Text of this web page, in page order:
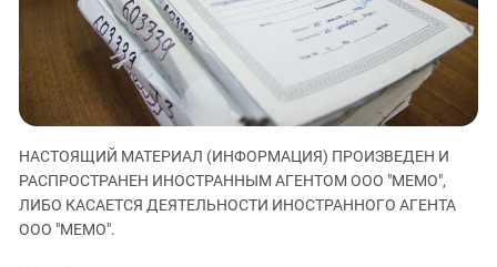
ЗАСТАВЛЯЕТ
КАВКАЗ ЗА ПАЛЕСТИНУ
ИНАКОМЫСЛИЕ В ЧЕЧНЕ
ПРЕСЛЕДОВАНИЕ АКТИВИСТОВ
МОБИЛИЗАЦИЯ И ПРОТЕСТЫ
Дагестан
Ингушетия
Кабардино-Балкария
Калмыкия
Карачаево-Черкесия
Краснодарский край
Нагорный Карабах
НАСТОЯЩИЙ МАТЕРИАЛ (ИНФОРМАЦИЯ) ПРОИЗВЕДЕН И
РАСПРОСТРАНЕН ИНОСТРАННЫМ АГЕНТОМ ООО "МЕМО",
ЛИБО КАСАЕТСЯ ДЕЯТЕЛЬНОСТИ ИНОСТРАННОГО АГЕНТА
ООО "МЕМО".